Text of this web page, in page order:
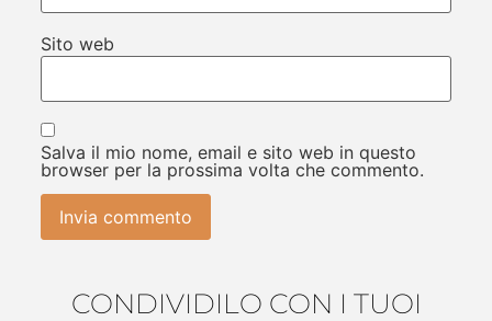
Sito web
Salva il mio nome, email e sito web in questo
browser per la prossima volta che commento.
CONDIVIDILO CON I TUOI